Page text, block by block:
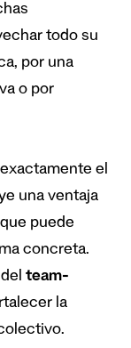
todo su
por una
o por
el
una ventaja
puede
concreta.
team-
la